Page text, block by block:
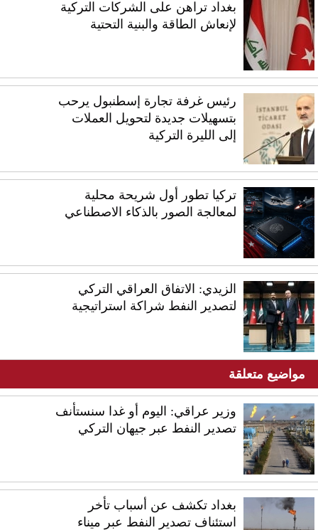
بغداد تراهن على الشركات التركية
لإنعاش الطاقة والبنية التحتية
رئيس غرفة تجارة إسطنبول يرحب
بتسهيلات جديدة لتحويل العملات
إلى الليرة التركية
تركيا تطور أول شريحة محلية
لمعالجة الصور بالذكاء الاصطناعي
الزيدي: الاتفاق العراقي التركي
لتصدير النفط شراكة استراتيجية
مواضيع متعلقة
وزير عراقي: اليوم أو غدا سنستأنف
تصدير النفط عبر جيهان التركي
بغداد تكشف عن أسباب تأخر
استئناف تصدير النفط عبر ميناء